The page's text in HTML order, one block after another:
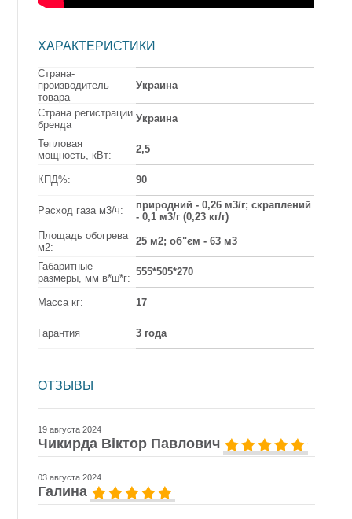
ХАРАКТЕРИСТИКИ
Страна-
производитель
товара
Украина
Страна регистрации
бренда
Украина
Тепловая
мощность, кВт:
2,5
КПД%: 90
Расход газа м3/ч:
природний - 0,26 м3/г; скраплений
- 0,1 м3/г (0,23 кг/г)
Площадь обогрева
м2:
25 м2; об"єм - 63 м3
Габаритные
размеры, мм в*ш*г:
555*505*270
Масса кг: 17
Гарантия 3 года
ОТЗЫВЫ
19 августа 2024
Чикирда Віктор Павлович
03 августа 2024
Галина